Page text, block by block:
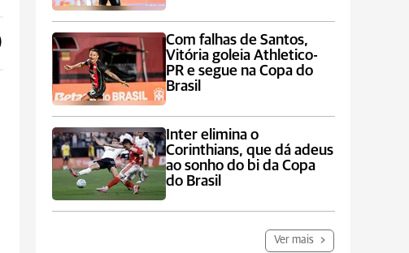
Com falhas de Santos,
Vitória goleia Athletico-
PR e segue na Copa do
Brasil
Inter elimina o
Corinthians, que dá adeus
ao sonho do bi da Copa
do Brasil
Ver mais